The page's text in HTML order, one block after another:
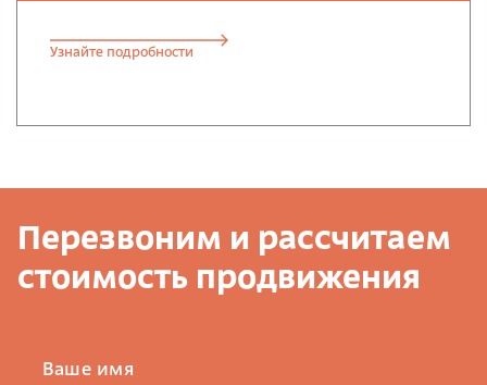
Узнайте подробности
Перезвоним и рассчитаем
стоимость продвижения
Ваше имя